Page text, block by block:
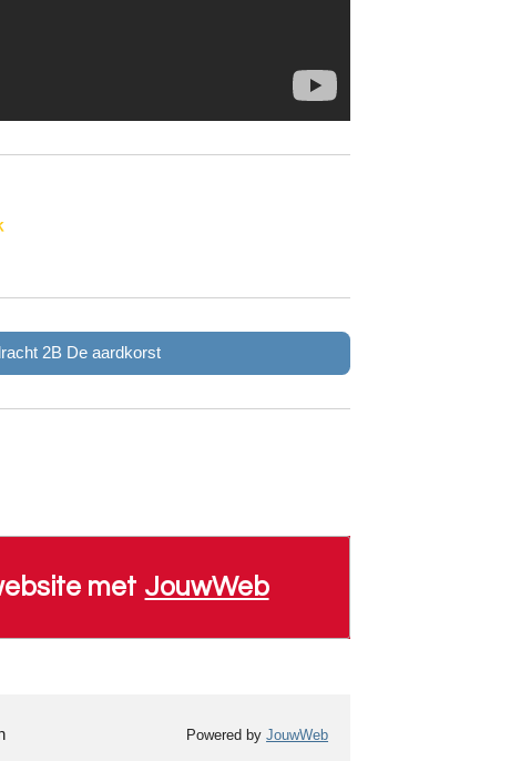
2B De aardkorst
met JouwWeb
Powered byJouwWeb